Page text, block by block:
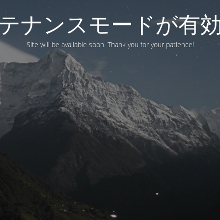
ナンスモードが有
Site will be available soon. Thank you for your patience!